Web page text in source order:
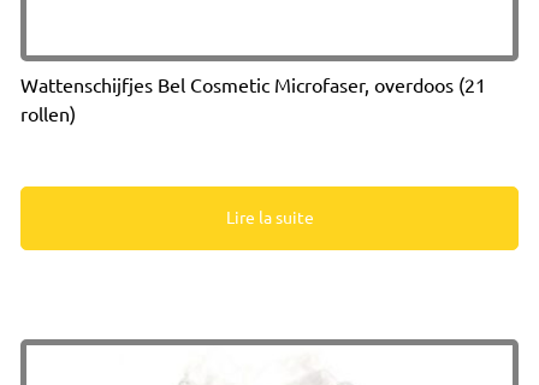
Wattenschijfjes Bel Cosmetic Microfaser, overdoos (21
rollen)
Lire la suite